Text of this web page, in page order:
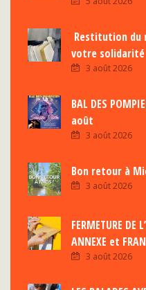
Restitution du
votre
3 août 2026
BAL DES
août
3 août 2026
Bon retour à
3 août 2026
FERMETURE DE
ANNEXE et
3 août 2026